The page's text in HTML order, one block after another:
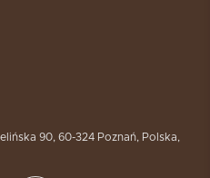
90, 60-324 Poznań, Polska,